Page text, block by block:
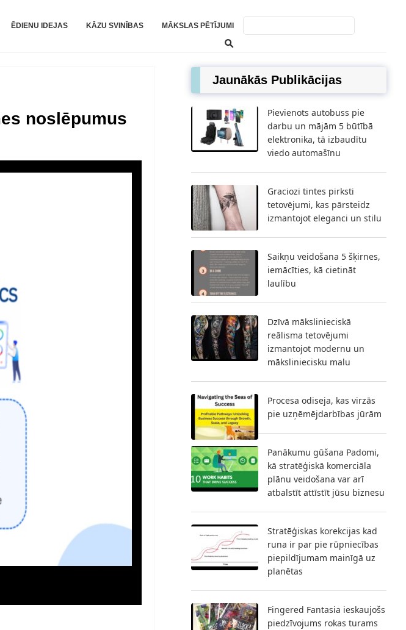
ĒDIENU IDEJAS KĀZU SVINĪBAS MĀKSLAS PĒTĪJUMI
noslēpumus
Jaunākās Publikācijas
Pievienots autobuss pie
darbu un mājām 5 būtībā
elektronika, tā izbaudītu
viedo automašīnu
Graciozi tintes pirksti
tetovējumi, kas pārsteidz
izmantojot eleganci un stilu
Saikņu veidošana 5 šķirnes,
iemācīties, kā cietināt
laulību
Dzīvā mākslinieciskā
reālisma tetovējumi
izmantojot modernu un
māksliniecisku malu
Procesa odiseja, kas virzās
pie uzņēmējdarbības jūrām
Panākumu gūšana Padomi,
kā stratēģiskā komerciāla
plānu veidošana var arī
atbalstīt attīstīt jūsu biznesu
Stratēģiskas korekcijas kad
runa ir par pie rūpniecības
piepildījumam mainīgā uz
planētas
Fingered Fantasia ieskaujošs
piedzīvojums rokas turams